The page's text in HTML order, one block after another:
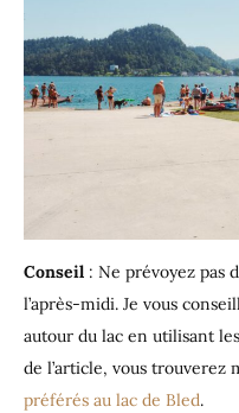
Conseil : Ne prévoyez pas
l’après-midi. Je vous
autour du lac en utilisant
de l’article, vous trouverez
préférés au lac de Bled.